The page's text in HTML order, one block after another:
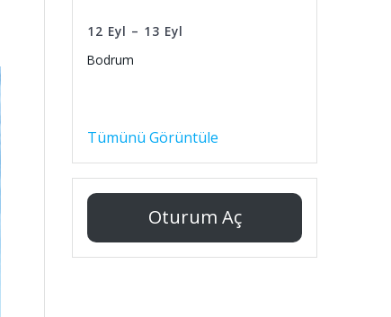
12 Eyl – 13 Eyl
Bodrum
Tümünü Görüntüle
Oturum Aç